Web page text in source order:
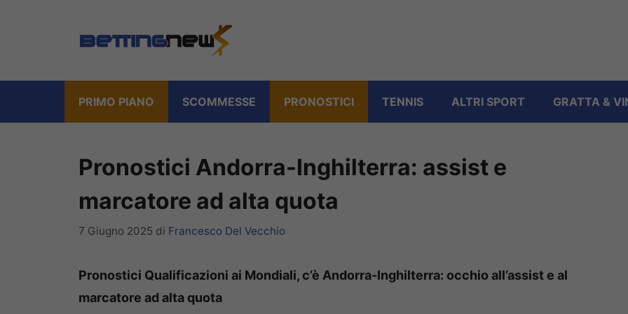
PRIMO PIANO SCOMMESSE PRONOSTICI TENNIS ALTRI SPORT GRATTA &
Pronostici Andorra-Inghilterra: assist e
marcatore ad alta quota
7 Giugno 2025 di Francesco Del Vecchio
Pronostici Qualificazioni ai Mondiali, c’è Andorra-Inghilterra: occhio all’assist e al
marcatore ad alta quota